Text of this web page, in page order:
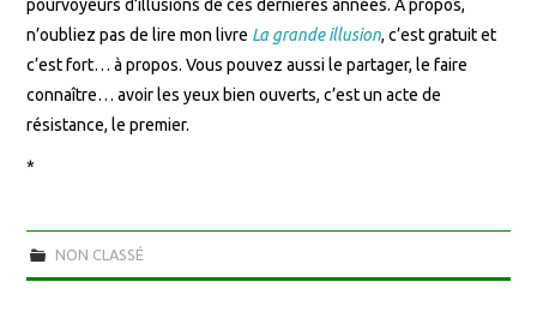
pourvoyeurs d’illusions de ces dernières années. À propos,
n’oubliez pas de lire mon livre La grande illusion, c’est gratuit et
c’est fort… à propos. Vous pouvez aussi le partager, le faire
connaître… avoir les yeux bien ouverts, c’est un acte de
résistance, le premier.
*
NON CLASSÉ